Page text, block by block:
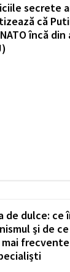
secrete
că
încă
de dulce: ce
și de
mai